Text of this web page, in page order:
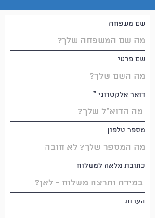
שם משפחה
שם פרטי
דואר אלקטרוני
מספר טלפון
כתובת מלאה למשלוח
הערות